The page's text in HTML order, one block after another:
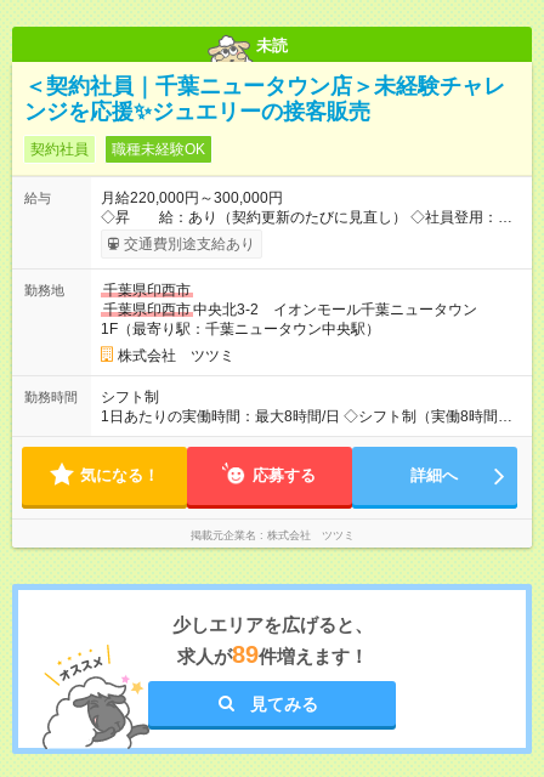
未読
＜契約社員｜千葉ニュータウン店＞未経験チャレ
ンジを応援✨ジュエリーの接客販売
契約社員 職種未経験OK
給与
月給220,000円～300,000円
◇昇 給：あり（契約更新のたびに見直し） ◇社員登用：あり
（実績・評価をもとに推薦） ※ご入社時の給与希望は面接時に
お伺いします。 【試用期間】試用期間あり 試用期間の長さ：3
交通費別途支給あり
勤務地
千葉県印西市
千葉県印西市中央北3-2 イオンモール千葉ニュータウン
1F（最寄り駅：千葉ニュータウン中央駅）
株式会社 ツツミ
勤務時間
シフト制
1日あたりの実働時間：最大8時間/日 ◇シフト制（実働8時間／
休憩60分） 営業時間に合わせて、早番・遅番の交代制 ＼ シフト
遅番：12:00～21:00 ※店舗ローテーションに従う ※希望休制度
気になる！ 応募する 詳細へ
掲載元企業名 株式会社 ツツミ
少しエリアを広げると、
求人が89件増えます！
見てみる